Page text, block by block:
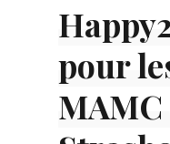
pour
MAMC